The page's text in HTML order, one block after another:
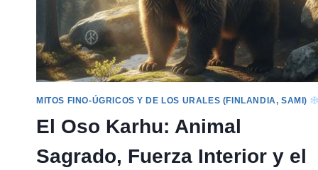
MITOS FINO-ÚGRICOS Y DE LOS URALES (FINLANDIA, SAMI)
El Oso Karhu: Animal
Sagrado, Fuerza Interior y el